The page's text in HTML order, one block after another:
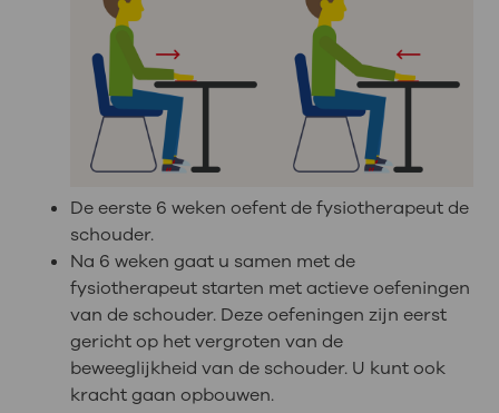
De eerste 6 weken oefent de fysiotherapeut de
schouder.
Na 6 weken gaat u samen met de
fysiotherapeut starten met actieve oefeningen
van de schouder. Deze oefeningen zijn eerst
gericht op het vergroten van de
beweeglijkheid van de schouder. U kunt ook
kracht gaan opbouwen.